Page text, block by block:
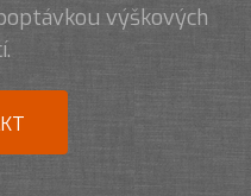
výškových